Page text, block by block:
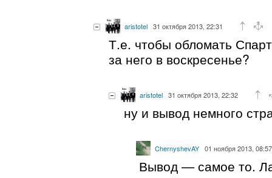
aristotel 31 октября 2013, 22:31
Т.е. чтобы обломать
за него в воскресенье?
aristotel 31 октября 2013, 22:32
ну и вывод немного
ChernyshevAY 01 ноября 2013, 08:57
Вывод — самое то.